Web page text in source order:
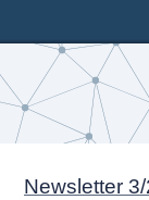
Newsletter